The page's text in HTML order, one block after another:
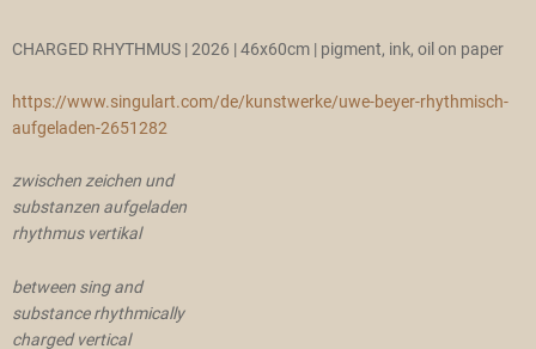
CHARGED RHYTHMUS | 2026 | 46x60cm | pigment, ink, oil on paper
https://www.singulart.com/de/kunstwerke/uwe-beyer-rhythmisch-
aufgeladen-2651282
zwischen zeichen und
substanzen aufgeladen
rhythmus vertikal
between sing and
substance rhythmically
charged vertical